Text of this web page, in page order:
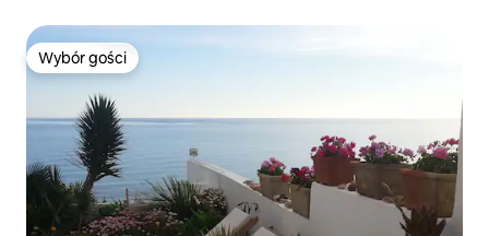
Wybór gości
Wybór gości